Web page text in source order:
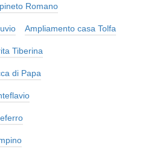
Romano
Ampliamento casa Tolfa
Tiberina
di Papa